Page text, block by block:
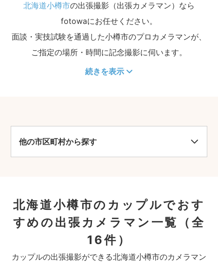
北海道小樽市の出張撮影（出張カメラマン）なら
fotowaにお任せください。
面談・実技試験を通過した小樽市のプロカメラマンが、
ご指定の場所・時間に記念撮影に伺います。
続きを表示
他の市区町村から探す
北海道小樽市のカップルでおす
すめの出張カメラマン一覧
（全
16件）
カップルの出張撮影ができる北海道小樽市のカメラマン